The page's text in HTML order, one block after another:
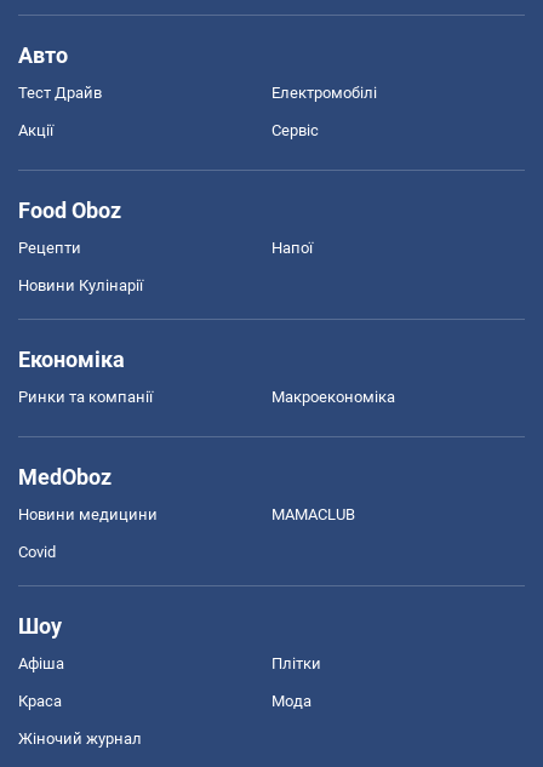
Авто
Тест Драйв Електромобілі
Акції Сервіс
Food Oboz
Рецепти Напої
Новини Кулінарії
Економіка
Ринки та компанії Макроекономіка
MedOboz
Новини медицини MAMACLUB
Covid
Шоу
Афіша Плітки
Краса Мода
Жіночий журнал